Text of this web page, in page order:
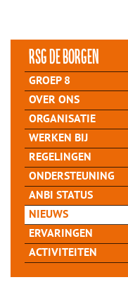
rsg de Borgen
GROEP 8
OVER ONS
ORGANISATIE
WERKEN BIJ
REGELINGEN
ONDERSTEUNING
ANBI STATUS
NIEUWS
ERVARINGEN
ACTIVITEITEN